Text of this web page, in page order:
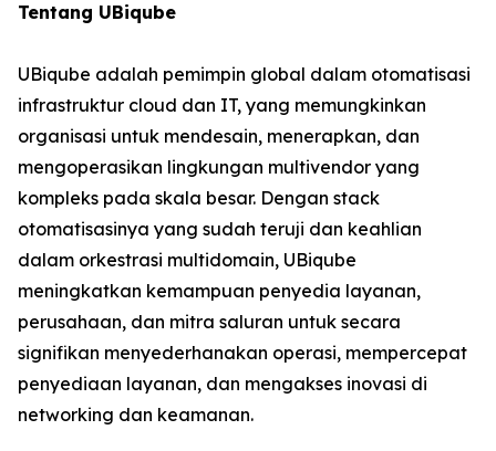
Tentang UBiqube
UBiqube adalah pemimpin global dalam otomatisasi
infrastruktur cloud dan IT, yang memungkinkan
organisasi untuk mendesain, menerapkan, dan
mengoperasikan lingkungan multivendor yang
kompleks pada skala besar. Dengan stack
otomatisasinya yang sudah teruji dan keahlian
dalam orkestrasi multidomain, UBiqube
meningkatkan kemampuan penyedia layanan,
perusahaan, dan mitra saluran untuk secara
signifikan menyederhanakan operasi, mempercepat
penyediaan layanan, dan mengakses inovasi di
networking dan keamanan.